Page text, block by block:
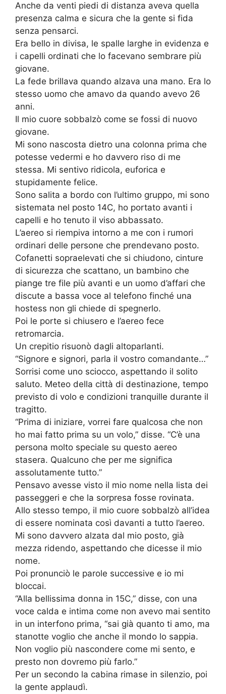
Anche da venti piedi di distanza aveva quella
presenza calma e sicura che la gente si fida
senza pensarci.
Era bello in divisa, le spalle larghe in evidenza e
i capelli ordinati che lo facevano sembrare più
giovane.
La fede brillava quando alzava una mano. Era lo
stesso uomo che amavo da quando avevo 26
anni.
Il mio cuore sobbalzò come se fossi di nuovo
giovane.
Mi sono nascosta dietro una colonna prima che
potesse vedermi e ho davvero riso di me
stessa. Mi sentivo ridicola, euforica e
stupidamente felice.
Sono salita a bordo con l’ultimo gruppo, mi sono
sistemata nel posto 14C, ho portato avanti i
capelli e ho tenuto il viso abbassato.
L’aereo si riempiva intorno a me con i rumori
ordinari delle persone che prendevano posto.
Cofanetti sopraelevati che si chiudono, cinture
di sicurezza che scattano, un bambino che
piange tre file più avanti e un uomo d’affari che
discute a bassa voce al telefono finché una
hostess non gli chiede di spegnerlo.
Poi le porte si chiusero e l’aereo fece
retromarcia.
Un crepitio risuonò dagli altoparlanti.
“Signore e signori, parla il vostro comandante…”
Sorrisi come uno sciocco, aspettando il solito
saluto. Meteo della città di destinazione, tempo
previsto di volo e condizioni tranquille durante il
tragitto.
“Prima di iniziare, vorrei fare qualcosa che non
ho mai fatto prima su un volo,” disse. “C’è una
persona molto speciale su questo aereo
stasera. Qualcuno che per me significa
assolutamente tutto.”
Pensavo avesse visto il mio nome nella lista dei
passeggeri e che la sorpresa fosse rovinata.
Allo stesso tempo, il mio cuore sobbalzò all’idea
di essere nominata così davanti a tutto l’aereo.
Mi sono davvero alzata dal mio posto, già
mezza ridendo, aspettando che dicesse il mio
nome.
Poi pronunciò le parole successive e io mi
bloccai.
“Alla bellissima donna in 15C,” disse, con una
voce calda e intima come non avevo mai sentito
in un interfono prima, “sai già quanto ti amo, ma
stanotte voglio che anche il mondo lo sappia.
Non voglio più nascondere come mi sento, e
presto non dovremo più farlo.”
Per un secondo la cabina rimase in silenzio, poi
la gente applaudì.